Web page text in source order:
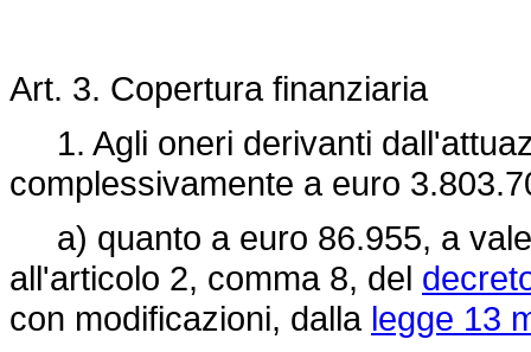
Art. 3. Copertura finanziaria
1. Agli oneri derivanti
complessivamente a euro
a) quanto a euro 86.955, a
all'articolo 2, comma 8, del
con modificazioni, dalla legge 13